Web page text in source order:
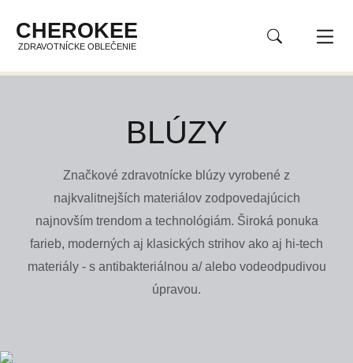
CHEROKEE
ZDRAVOTNÍCKE OBLEČENIE
BLÚZY
Značkové zdravotnícke blúzy vyrobené z
najkvalitnejších materiálov zodpovedajúcich
najnovším trendom a technológiám. Široká ponuka
farieb, moderných aj klasických strihov ako aj hi-tech
materiály - s antibakteriálnou a/ alebo vodeodpudivou
úpravou.